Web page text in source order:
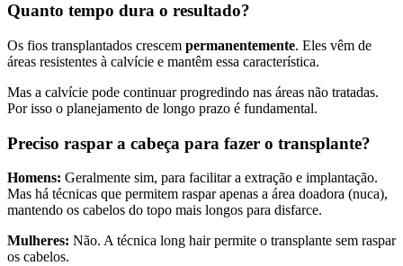
Quanto tempo dura o resultado?
Os fios transplantados crescem permanentemente. Eles vêm de
áreas resistentes à calvície e mantêm essa característica.
Mas a calvície pode continuar progredindo nas áreas não tratadas.
Por isso o planejamento de longo prazo é fundamental.
Preciso raspar a cabeça para fazer o transplante?
Homens: Geralmente sim, para facilitar a extração e implantação.
Mas há técnicas que permitem raspar apenas a área doadora (nuca),
mantendo os cabelos do topo mais longos para disfarce.
Mulheres: Não. A técnica long hair permite o transplante sem raspar
os cabelos.